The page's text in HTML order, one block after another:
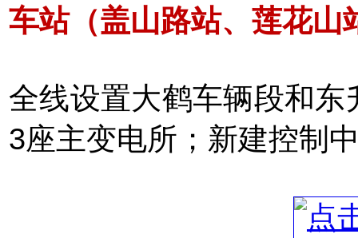
车站（盖山路站、莲花山
全线设置大鹤车辆段和
3座主变电所；新建控制